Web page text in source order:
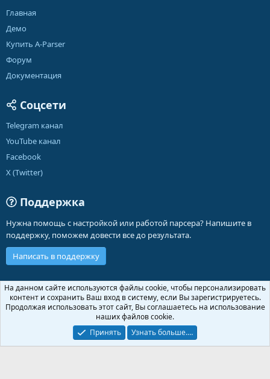
Главная
Демо
Купить A-Parser
Форум
Документация
Соцсети
Telegram канал
YouTube канал
Facebook
X (Twitter)
Поддержка
Нужна помощь с настройкой или работой парсера? Напишите в
поддержку, поможем довести все до результата.
Написать в поддержку
Russian (RU)
Обратная связь
Условия и правила
Политика конфиденциальности
Помощь
Community platform by XenForo ® © 2010-2026 XenForo Ltd.
На данном сайте используются файлы cookie, чтобы персонализировать
контент и сохранить Ваш вход в систему, если Вы зарегистрируетесь.
Продолжая использовать этот сайт, Вы соглашаетесь на использование
наших файлов cookie.
Принять
Узнать больше.…